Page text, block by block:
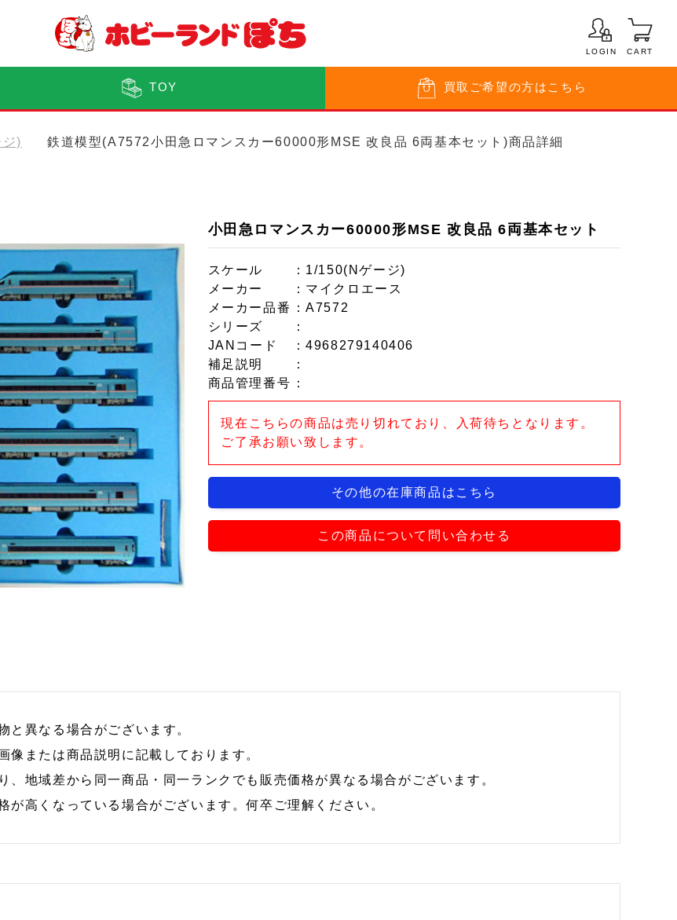
LOGIN CART
TOY 買取 ご希望の方はこちら
) 鉄道模型(A7572小田急ロマンスカー60000形MSE 改良品 6両基本セット)商品詳細
小田急ロマンスカー60000形MSE 改良品 6両基本セット
スケール
：1/150(Nゲージ)
メーカー
：マイクロエース
メーカー品番
：A7572
シリーズ
：
JANコード
：4968279140406
補足説明
：
商品管理番号 ：
現在こちらの商品は売り切れており、入荷待ちとなります。
ご了承お願い致します。
その他の在庫商品はこちら
この商品について問い合わせる
と異なる場合がございます。
像または商品説明に記載しております。
、地域差から同一商品・同一ランクでも販売価格が異なる場合がございます。
が高くなっている場合がございます。何卒ご理解ください。